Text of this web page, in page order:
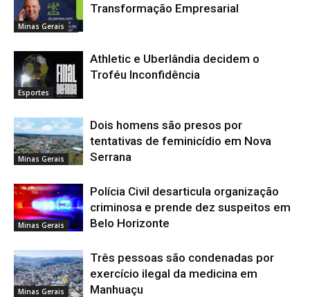
Minas Gerais
Transformação Empresarial
Esportes
Athletic e Uberlândia decidem o
Troféu Inconfidência
Minas Gerais
Dois homens são presos por
tentativas de feminicídio em Nova
Serrana
Minas Gerais
Polícia Civil desarticula organização
criminosa e prende dez suspeitos em
Belo Horizonte
Minas Gerais
Três pessoas são condenadas por
exercício ilegal da medicina em
Manhuaçu